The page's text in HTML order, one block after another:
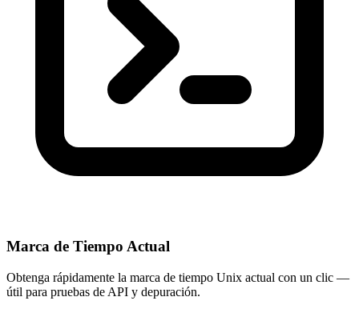
Marca de Tiempo Actual
Obtenga rápidamente la marca de tiempo Unix actual con un clic —
útil para pruebas de API y depuración.